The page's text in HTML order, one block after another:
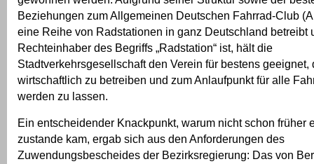
Beziehungen zum Allgemeinen Deutschen Fahrrad-Club
eine Reihe von Radstationen in ganz Deutschland betreibt
Rechteinhaber des Begriffs „Radstation“ ist, hält die
Stadtverkehrsgesellschaft den Verein für bestens geeignet,
wirtschaftlich zu betreiben und zum Anlaufpunkt für alle
werden zu lassen.
Ein entscheidender Knackpunkt, warum nicht schon früher
zustande kam, ergab sich aus den Anforderungen des
Zuwendungsbescheides der Bezirksregierung: Das von